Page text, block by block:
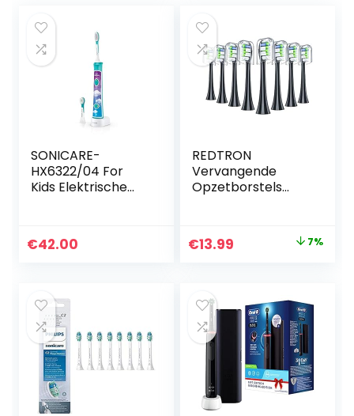
SONICARE-
HX6322/04 For
Kids Elektrische
bluetooth – Met
interactieve app –
€42.00
REDTRON
Vervangende
Opzetborstels
Tandenborstel, 16
Pak Diamond
Original
€14.99.
€13.99
€13.99.
7%